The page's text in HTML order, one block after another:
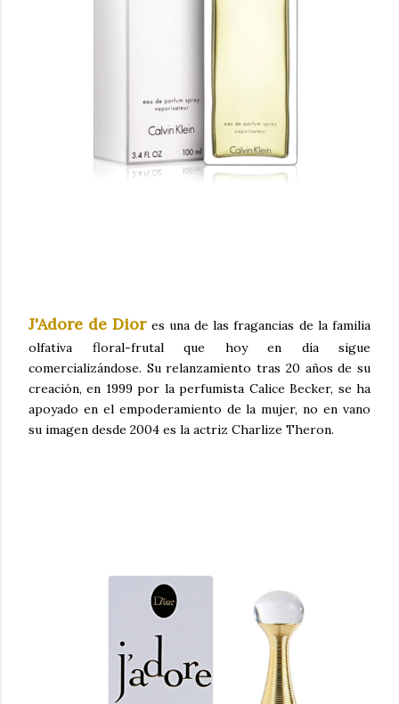
J'Adore de Diores una de las fragancias de la familia
olfativa floral-frutal que hoy en día sigue
comercializándose. Su relanzamiento tras 20 años de su
creación, en 1999 por la perfumista Calice Becker, se ha
apoyado en el empoderamiento de la mujer, no en vano
su imagen desde 2004 es la actriz Charlize Theron.